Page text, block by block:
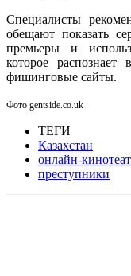
Специалисты
обещают показать
премьеры и
которое распознает
фишинговые сайты.
Фото gentside.co.uk
ТЕГИ
Казахстан
онлайн-
преступники